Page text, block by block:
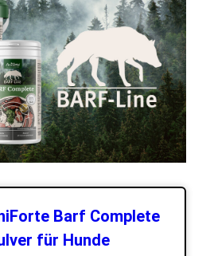
Barf Complete
für Hunde